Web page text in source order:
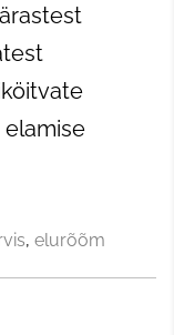
elamise
elurõõm